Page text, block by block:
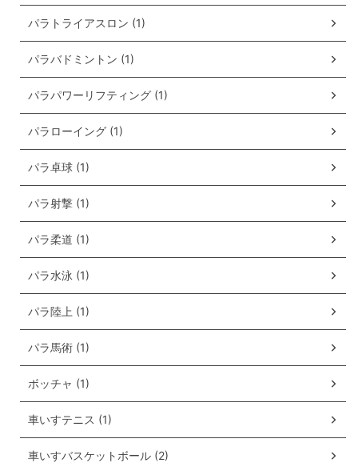
パラトライアスロン (1)
パラバドミントン (1)
パラパワーリフティング (1)
パラローイング (1)
パラ卓球 (1)
パラ射撃 (1)
パラ柔道 (1)
パラ水泳 (1)
パラ陸上 (1)
パラ馬術 (1)
ボッチャ (1)
車いすテニス (1)
車いすバスケットボール (2)